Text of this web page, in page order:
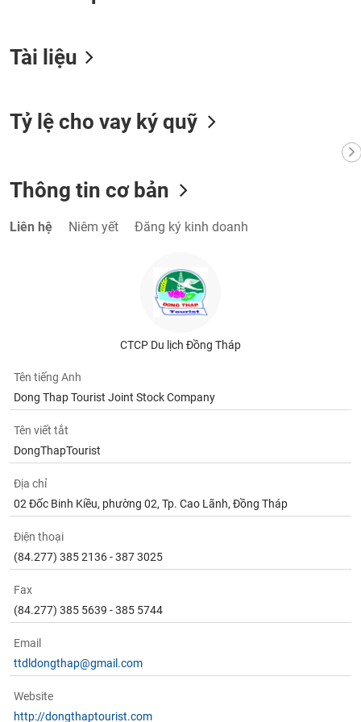
Tài liệu
Tỷ lệ cho vay ký quỹ
Thông tin cơ bản
Liên hệ Niêm yết Đăng ký kinh doanh
CTCP Du lịch Đồng Tháp
Tên tiếng Anh
Dong Thap Tourist Joint Stock Company
Tên viết tắt
DongThapTourist
Địa chỉ
02 Đốc Binh Kiều, phường 02, Tp. Cao Lãnh, Đồng Tháp
Điện thoại
(84.277) 385 2136 - 387 3025
Fax
(84.277) 385 5639 - 385 5744
Email
ttdldongthap@gmail.com
Website
http://dongthaptourist.com
TIỆN
BẤT
ĐỘNG
Lãnh
(-)
Tất cả Người nội bộ Người liên quan Cổ đông lớn
Tin
(-)
Bài
của
tác
giả
Báo
cáo